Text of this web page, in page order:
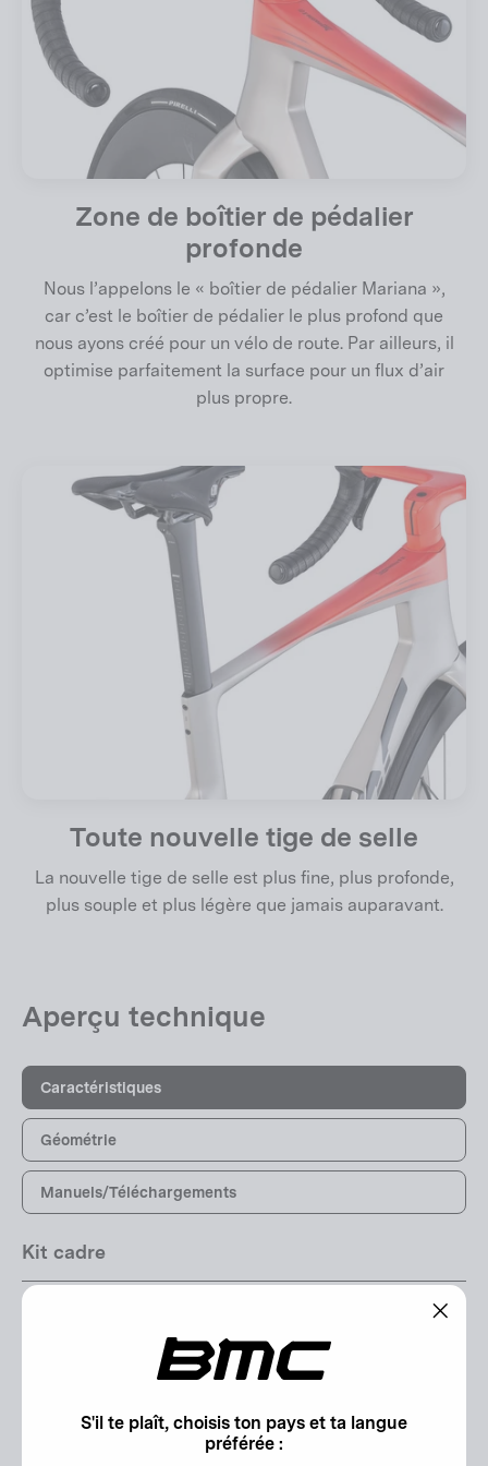
Zone de boîtier de pédalier
profonde
Nous l’appelons le « boîtier de pédalier Mariana »,
car c’est le boîtier de pédalier le plus profond que
nous ayons créé pour un vélo de route. Par ailleurs, il
optimise parfaitement la surface pour un flux d’air
plus propre.
Toute nouvelle tige de selle
La nouvelle tige de selle est plus fine, plus profonde,
plus souple et plus légère que jamais auparavant.
Aperçu technique
Caractéristiques
Géométrie
Manuels/Téléchargements
Kit cadre
Teammachine R 01 | 01 Premium Carbon with Aerocore
Design | ICS Technology Stealth Cable Routing |
Stealth Dropout Design | Flat Mount Disc | 12 x 142mm
S'il te plaît, choisis ton pays et ta langue
préférée :